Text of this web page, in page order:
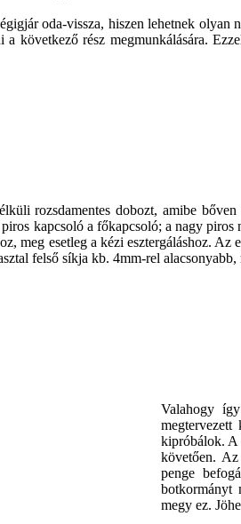
oda-vissza, hiszen lehetnek
következő rész megmunkálására.
rozsdamentes dobozt, amibe
kapcsoló a főkapcsoló; a nagy
meg esetleg a kézi esztergáláshoz.
felső síkja kb. 4mm-rel
Valahogy
kipróbálok. A
követően.
penge
botkormányt
megy ez.